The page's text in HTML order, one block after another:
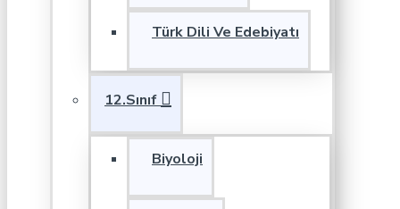
Türk Dili Ve Edebiyatı
12.Sınıf
Biyoloji